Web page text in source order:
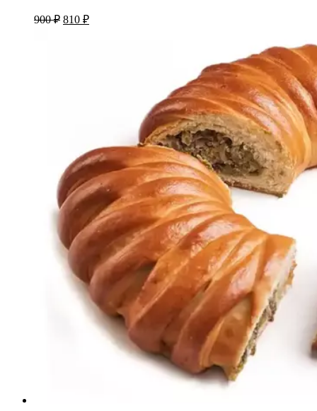
900₽ Первоначальная
810 ₽Текущая